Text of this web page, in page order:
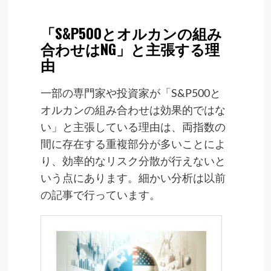
「S&P500とオルカンの組み
合わせはNG」と主張する理
由
一部の専門家や投資家が「S&P500と
オルカンの組み合わせは効果的ではな
い」と主張している理由は、両指数の
間に存在する重複部分が多いことによ
り、効率的なリスク分散が行えないと
いう点にあります。細かい分析は以前
の記事で行っています。